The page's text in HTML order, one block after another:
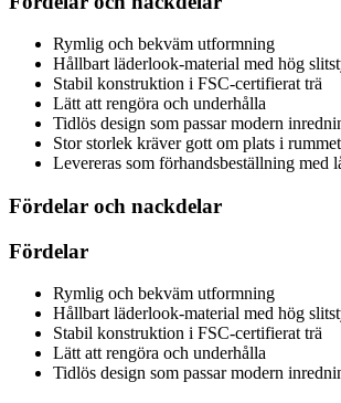
Rymlig och bekväm utformning
Hållbart läderlook-material med hög
Stabil konstruktion i FSC-certifierat trä
Lätt att rengöra och underhålla
Tidlös design som passar modern
Stor storlek kräver gott om plats i rummet
Levereras som förhandsbeställning med
Fördelar och nackdelar
Fördelar
Rymlig och bekväm utformning
Hållbart läderlook-material med hög
Stabil konstruktion i FSC-certifierat trä
Lätt att rengöra och underhålla
Tidlös design som passar modern